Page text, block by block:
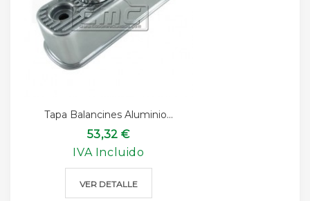
Tapa Balancines Aluminio...
53,32 €
IVA Incluido
VER DETALLE